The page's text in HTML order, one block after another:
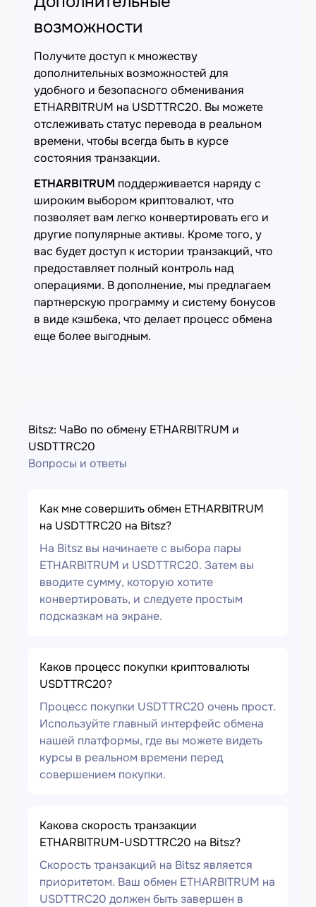
возможности
Получите доступ к множеству
дополнительных возможностей для
удобного и безопасного обменивания
ETHARBITRUM на USDTTRC20. Вы можете
отслеживать статус перевода в реальном
времени, чтобы всегда быть в курсе
состояния транзакции.
ETHARBITRUM поддерживается наряду с
широким выбором криптовалют, что
позволяет вам легко конвертировать его и
другие популярные активы. Кроме того, у
вас будет доступ к истории транзакций, что
предоставляет полный контроль над
операциями. В дополнение, мы предлагаем
партнерскую программу и систему бонусов
в виде кэшбека, что делает процесс обмена
еще более выгодным.
Bitsz: ЧаВо по обмену ETHARBITRUM и
USDTTRC20
Вопросы и ответы
Как мне совершить обмен ETHARBITRUM
на USDTTRC20 на Bitsz?
На Bitsz вы начинаете с выбора пары
ETHARBITRUM и USDTTRC20. Затем вы
вводите сумму, которую хотите
конвертировать, и следуете простым
подсказкам на экране.
Каков процесс покупки криптовалюты
USDTTRC20?
Процесс покупки USDTTRC20 очень прост.
Используйте главный интерфейс обмена
нашей платформы, где вы можете видеть
курсы в реальном времени перед
совершением покупки.
Какова скорость транзакции
ETHARBITRUM-USDTTRC20 на Bitsz?
Скорость транзакций на Bitsz является
приоритетом. Ваш обмен ETHARBITRUM на
USDTTRC20 должен быть завершен в